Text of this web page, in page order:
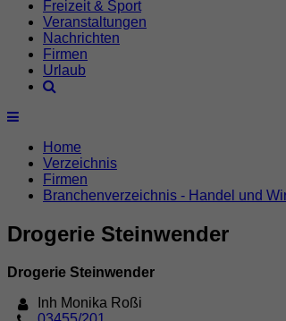
Freizeit & Sport
Veranstaltungen
Nachrichten
Firmen
Urlaub
Home
Verzeichnis
Firmen
Branchenverzeichnis - Handel und
Drogerie Steinwender
Drogerie Steinwender
Inh Monika Roßi